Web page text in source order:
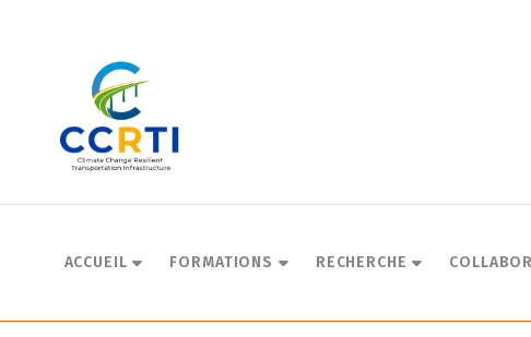
navigation
ACCUEIL FORMATIONS RECHERCHE